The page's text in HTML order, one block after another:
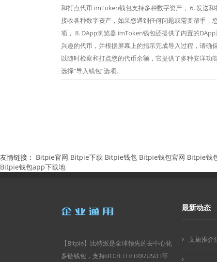
和打点代币 imToken钱包支持多种数字资产， 6. 发送
接收各种数字资产，如果您遇到任何问题或需要帮手，
项， 8. DApp浏览器 imToken钱包还提供了内置的
兴趣的代币，并根据屏幕上的指示完成导入过程，请确
以随时检察和打点您的代币余额，它提供了多种安详功
选择“导入钱包”选项。
友情链接： Bitpie官网 Bitpie下载 Bitpie钱包 Bitpie钱包官网 Bitpie钱
Bitpie钱包app下载地
【Bitpie】比特派是全球领先的去中心化
多链钱包，支持BTC/ETH/TRX/USDT等
最新动态
文旅推介